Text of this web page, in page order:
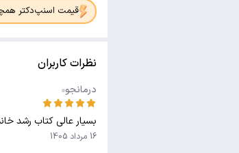
قیمت اسنپ‌دکتر
نظرات کاربران
درمانجو
بسیار عالی کتاب رشد
16 مرداد 1405